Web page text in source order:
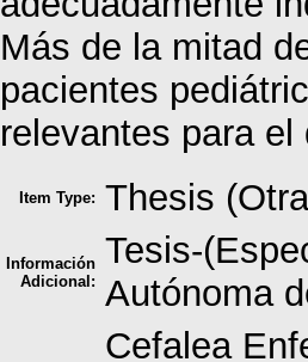
Más de la mitad
pacientes
relevantes para
Item Type: Thesis
Información
Adicional:
Tesis-
Autónoma
Cefalea